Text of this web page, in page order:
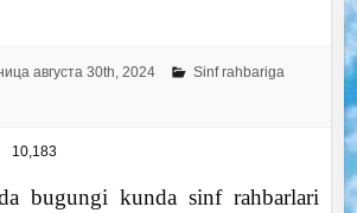
августа 30th, 2024
Sinf rahbariga
10,183
bugungi kunda sinf rahbarlari